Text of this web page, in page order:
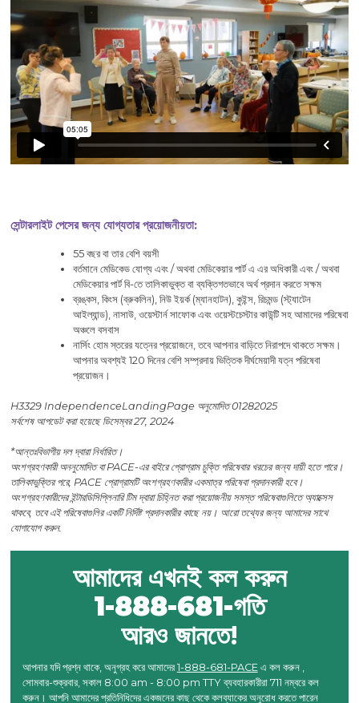
সেন্টারলাইট পেসের জন্য যোগ্যতার প্রয়োজনীয়তা:
55 বছর বা তার বেশি বয়সী
বর্তমানে মেডিকেড যোগ্য এবং / অথবা মেডিকেয়ার পার্ট এ এর অধিকারী এবং / অথবা
মেডিকেয়ার পার্ট বি-তে তালিকাভুক্ত বা ব্যক্তিগতভাবে অর্থ প্রদান করতে সক্ষম
ব্রঙ্কস, কিংস (ব্রুকলিন), নিউ ইয়র্ক (ম্যানহাটন), কুইন্স, রিচমন্ড (স্ট্যাটেন
আইল্যান্ড), নাসাউ, ওয়েস্টার্ন সাফোক এবং ওয়েস্টচেস্টার কাউন্টি সহ আমাদের পরিষেবা
অঞ্চলে বসবাস
নার্সিং হোম স্তরের যত্নের প্রয়োজনে, তবে আপনার বাড়িতে নিরাপদে থাকতে সক্ষম।
আপনার অবশ্যই 120 দিনের বেশি সম্প্রদায় ভিত্তিক দীর্ঘমেয়াদী যত্ন পরিষেবা
প্রয়োজন।
H3329 IndependenceLandingPage অনুমোদিত 01282025
সর্বশেষ আপডেট করা হয়েছে ডিসেম্বর 27, 2024
*আন্তঃবিভাগীয় দল দ্বারা নির্ধারিত।
অংশগ্রহণকারী অননুমোদিত বা PACE-এর বাইরে প্রোগ্রাম চুক্তি পরিষেবার খরচের জন্য দায়ী হতে পারে।
তালিকাভুক্তির পরে, PACE প্রোগ্রামটি অংশগ্রহণকারীর একমাত্র পরিষেবা প্রদানকারী হবে।
অংশগ্রহণকারীদের ইন্টারডিসিপ্লিনারি টিম দ্বারা চিহ্নিত করা প্রয়োজনীয় সমস্ত পরিষেবাগুলিতে অ্যাক্সেস
থাকবে, তবে এই পরিষেবাগুলির একটি নির্দিষ্ট প্রদানকারীর কাছে নয়। আরো তথ্যের জন্য আমাদের সাথে
যোগাযোগ করুন.
আমাদের এখনই কল করুন
1-888-681-গতি
আরও জানতে!
আপনার যদি প্রশ্ন থাকে, অনুগ্রহ করে আমাদের 1-888-681-PACEএ কল করুন ,
সোমবার-শুক্রবার, সকাল 8:00 am - 8:00 pm TTY ব্যবহারকারীরা 711 নম্বরে কল
করুন। আপনি আমাদের প্রতিনিধিদের একজনের কাছ থেকে কলব্যাকের অনুরোধ করতে পারেন